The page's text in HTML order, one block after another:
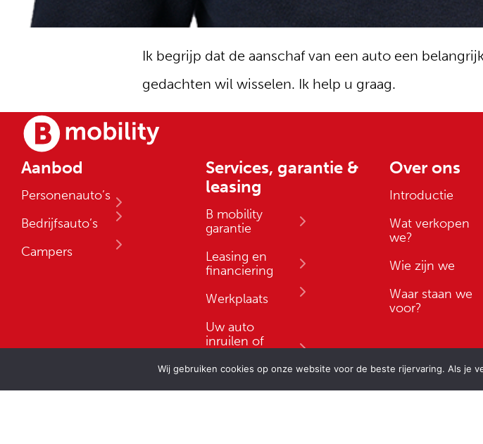
Ik begrijp dat de aanschaf van een auto een
gedachten wil wisselen. Ik help u graag.
Aanbod
Personenauto’s
Bedrijfsauto’s
Campers
Services, garantie &
leasing
B mobility
garantie
Leasing en
financiering
Werkplaats
Uw auto
inruilen of
Over ons
Introductie
Wat verkopen
we?
Wie zijn we
Waar staan we
voor?
Locatie / showroom Openingstijden Contact
Wij gebruiken cookies op onze website voor de beste rijervaring. Als je